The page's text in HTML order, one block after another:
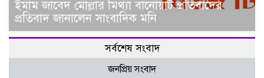
ইমাম জাবেদ মোল্লার মিথ্যা বানোয়াট প্রতিবাদের
প্রতিবাদ জানালেন সাংবাদিক মনি
সর্বশেষ সংবাদ
জনপ্রিয় সংবাদ